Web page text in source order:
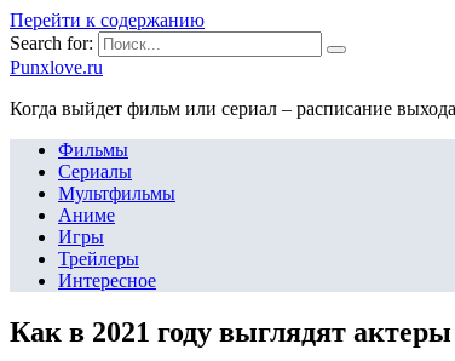
Перейти к содержанию
Search for:
Punxlove.ru
Когда выйдет фильм или сериал – расписание
Фильмы
Сериалы
Мультфильмы
Аниме
Игры
Трейлеры
Интересное
Как в 2021 году выглядят